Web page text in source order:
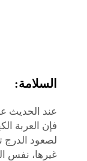
السلامة:
عند الحديث
فإن العربة
لصعود الدرج
غيرها، نفس